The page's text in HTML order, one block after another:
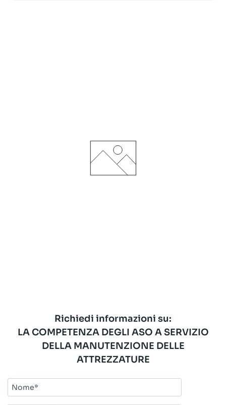
Richiedi informazioni su:
LA COMPETENZA DEGLI ASO A SERVIZIO
DELLA MANUTENZIONE DELLE
ATTREZZATURE
Nome*